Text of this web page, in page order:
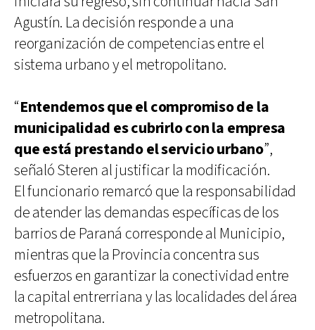
Agustín. La decisión responde a una
reorganización de competencias entre el
sistema urbano y el metropolitano.
“Entendemos que el compromiso de la
municipalidad es cubrirlo con la empresa
que está prestando el servicio urbano”,
señaló Steren al justificar la modificación.
El funcionario remarcó que la responsabilidad
de atender las demandas específicas de los
barrios de Paraná corresponde al Municipio,
mientras que la Provincia concentra sus
esfuerzos en garantizar la conectividad entre
la capital entrerriana y las localidades del área
metropolitana.